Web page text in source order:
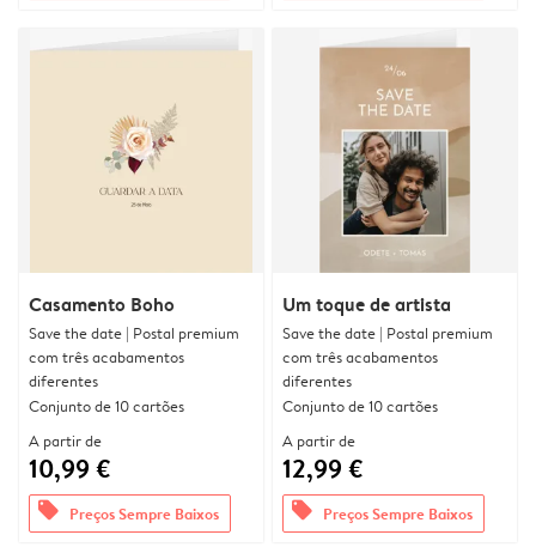
Casamento Boho
Save the date | Postal premium
com três acabamentos
diferentes
Conjunto de 10 cartões
A partir de
10,99 €
offers Preços Sempre Baixos
Um toque de artista
Save the date | Postal premium
com três acabamentos
diferentes
Conjunto de 10 cartões
A partir de
12,99 €
offers Preços Sempre Baixos